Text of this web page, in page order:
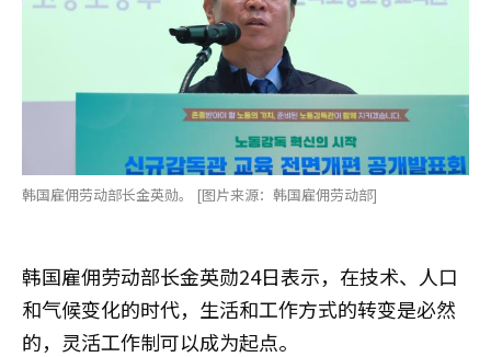
韩国雇佣劳动部长金英勋。 [图片来源：韩国雇佣劳动部]
韩国雇佣劳动部长金英勋24日表示，在技术、人口
和气候变化的时代，生活和工作方式的转变是必然
的，灵活工作制可以成为起点。